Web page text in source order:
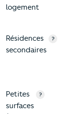
logement
Résidences
secondaires
?
Petites
surfaces
?